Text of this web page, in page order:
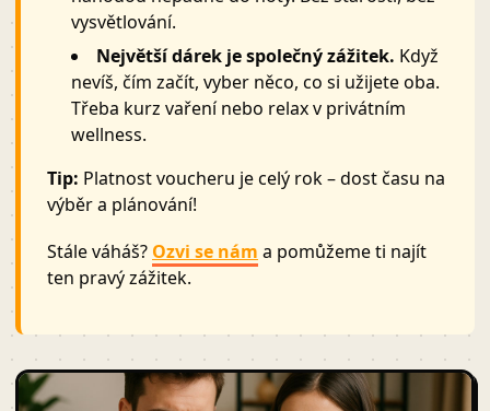
vysvětlování.
Největší dárek je společný zážitek. Když
nevíš, čím začít, vyber něco, co si užijete oba.
Třeba kurz vaření nebo relax v privátním
wellness.
Tip: Platnost voucheru je celý rok – dost času na
výběr a plánování!
Stále váháš? Ozvi se nám a pomůžeme ti najít
ten pravý zážitek.